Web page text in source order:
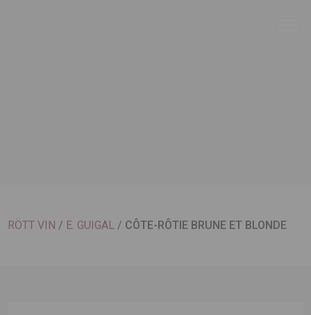
RÖTT VIN / E. GUIGAL / CÔTE-RÔTIE BRUNE ET BLONDE